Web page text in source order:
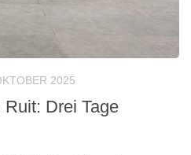
2025
Drei Tage